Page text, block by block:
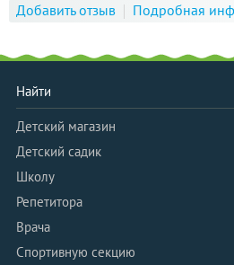
Добавить отзыв
Подробная
Найти
Детский магазин
Детский садик
Школу
Репетитора
Врача
Спортивную секцию